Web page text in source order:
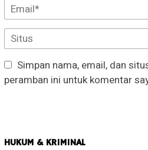
Simpan nama, email, dan
peramban ini untuk komentar
HUKUM & KRIMINAL